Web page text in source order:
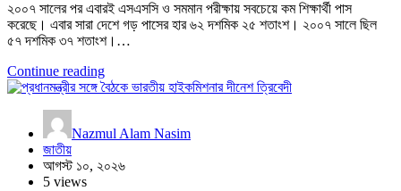
২০০৭ সালের পর এবারই এসএসসি ও সমমান পরীক্ষায় সবচেয়ে কম শিক্ষার্থী পাস
করেছে। এবার সারা দেশে গড় পাসের হার ৬২ দশমিক ২৫ শতাংশ। ২০০৭ সালে ছিল
৫৭ দশমিক ৩৭ শতাংশ।…
Continue reading
Nazmul Alam Nasim
জাতীয়
আগস্ট ১০, ২০২৬
5 views